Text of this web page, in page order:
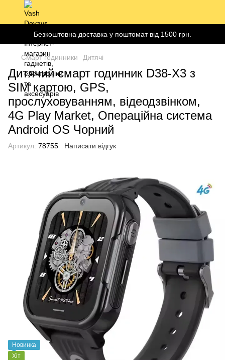
Безкоштовна доставка у поштомат від 1500 грн.
Смарт годинники Дитячі
Дитячий смарт годинник D38-X3 з
SIM картою, GPS,
прослуховуванням, відеодзвінком,
4G Play Market, Операційна система
Android OS Чорний
Артикул: 78755 Написати відгук
Новинка
Хіт